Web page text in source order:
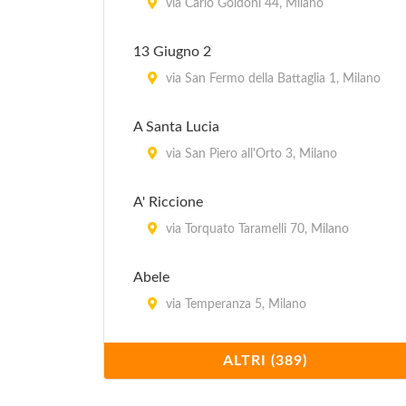
via Carlo Goldoni 44, Milano
13 Giugno 2
via San Fermo della Battaglia 1, Milano
A Santa Lucia
via San Piero all'Orto 3, Milano
A' Riccione
via Torquato Taramelli 70, Milano
Abele
via Temperanza 5, Milano
piazza della Repubblica 17, Milano
ALTRI (389)